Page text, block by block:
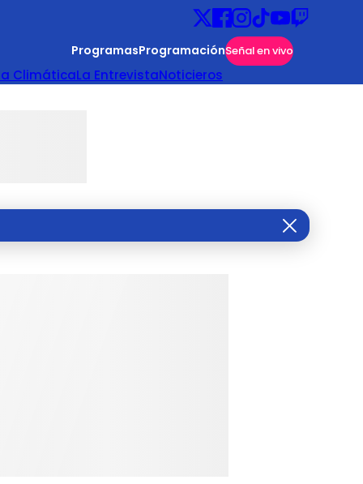
ProgramasProgramaciónSeñal en vivo
ClimáticaLa EntrevistaNoticieros